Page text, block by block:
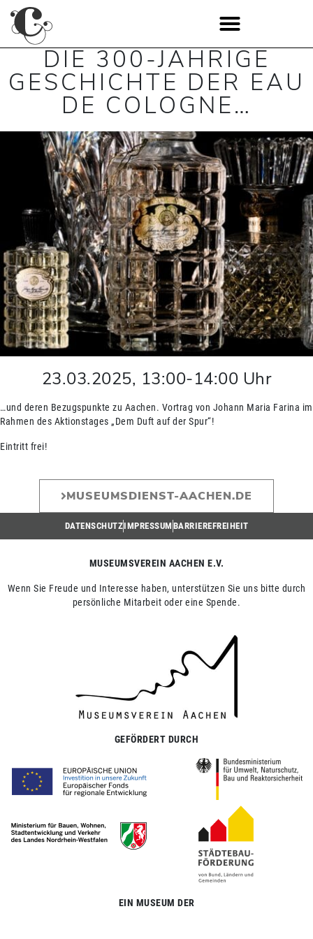
DIE 300-JÄHRIGE
GESCHICHTE DER EAU
DE COLOGNE…
23.03.2025, 13:00-14:00 Uhr
…und deren Bezugspunkte zu Aachen. Vortrag von Johann Maria Farina im
Rahmen des Aktionstages „Dem Duft auf der Spur“!
Eintritt frei!
MUSEUMSDIENST-AACHEN.DE
DATENSCHUTZIMPRESSUM BARRIEREFREIHEIT
MUSEUMSVEREIN AACHEN E.V.
Wenn Sie Freude und Interesse haben, unterstützen Sie uns bitte durch
persönliche Mitarbeit oder eine Spende.
GEFÖRDERT DURCH
EIN MUSEUM DER